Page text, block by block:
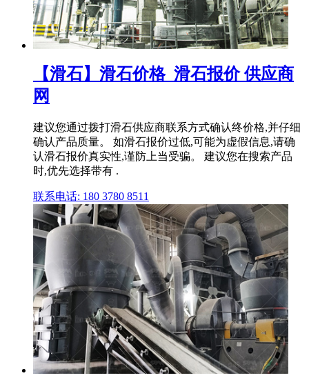
【滑石】滑石价格_滑石报价 供应商
网
建议您通过拨打滑石供应商联系方式确认终价格,并仔细
确认产品质量。 如滑石报价过低,可能为虚假信息,请确
认滑石报价真实性,谨防上当受骗。 建议您在搜索产品
时,优先选择带有 .
联系电话: 180 3780 8511